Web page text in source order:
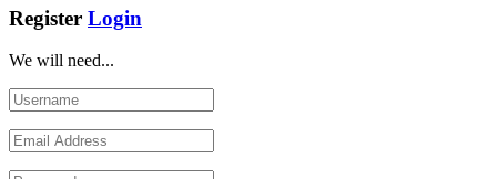
Register Login
We will need...